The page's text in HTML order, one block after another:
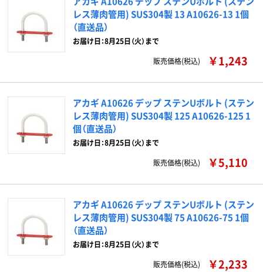
レス薄肉管用) SUS304製 13 A10626-13 1個
（直送品）
お届け日：8月25日（火）まで
販売価格(税込)
￥1,243
アカギ A10626 デップ ステンUボルト (ステン
レス薄肉管用) SUS304製 125 A10626-125 1
個（直送品）
お届け日：8月25日（火）まで
販売価格(税込)
￥5,110
アカギ A10626 デップ ステンUボルト (ステン
レス薄肉管用) SUS304製 75 A10626-75 1個
（直送品）
お届け日：8月25日（火）まで
販売価格(税込)
￥2,233